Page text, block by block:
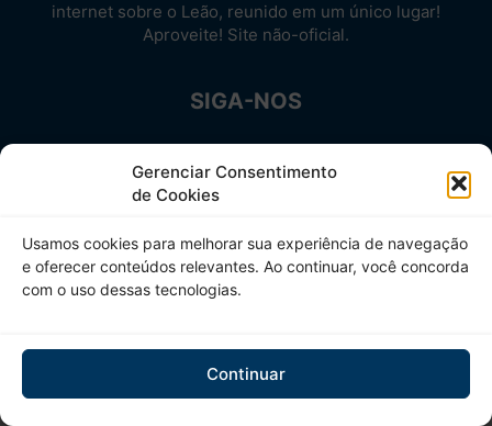
Gerenciar Consentimento
de Cookies
Usamos cookies para melhorar sua experiência de navegação
e oferecer conteúdos relevantes. Ao continuar, você concorda
com o uso dessas tecnologias.
Continuar
internet sobre o Leão, reunido em um único lugar!
Aproveite! Site não-oficial.
SIGA-NOS